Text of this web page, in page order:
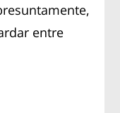
entre